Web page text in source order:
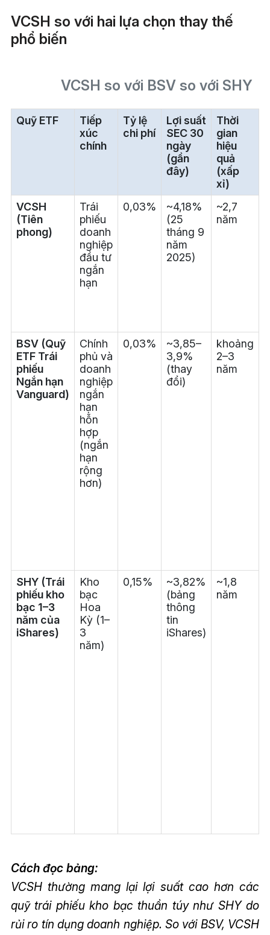
VCSH so với hai lựa chọn thay thế
phổ biến
VCSH so với BSV so với SHY
Quỹ ETF
Tiếp
xúc
chính
Tỷ lệ
chi phí
Lợi suất
SEC 30
ngày
(gần
đây)
Thời
gian
hiệu
quả
(xấp
xỉ)
VCSH
(Tiên
phong)
Trái
phiếu
doanh
nghiệp
đầu tư
ngắn
hạn
0,03%
~4,18%
(25
tháng 9
năm
2025)
~2,7
năm
BSV (Quỹ
ETF Trái
phiếu
Ngắn hạn
Vanguard)
Chính
phủ và
doanh
nghiệp
ngắn
hạn
hỗn
hợp
(ngắn
hạn
rộng
hơn)
0,03%
~3,85–
3,9%
(thay
đổi)
khoảng
2–3
năm
SHY (Trái
phiếu kho
bạc 1–3
năm của
iShares)
Kho
bạc
Hoa
Kỳ (1–
3
năm)
0,15%
~3,82%
(bảng
thông
tin
iShares)
~1,8
năm
Cách đọc bảng:
VCSH thường mang lại lợi suất cao hơn các
quỹ trái phiếu kho bạc thuần túy như SHY do
rủi ro tín dụng doanh nghiệp. So với BSV, VCSH